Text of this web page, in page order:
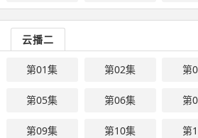
云播二
第01集 第02集 第
第05集 第06集 第
第09集 第10集 第